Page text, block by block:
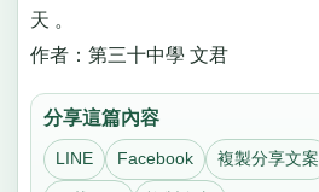
天 。
作者：第三十中學 文君
分享這篇內容
LINE Facebook 複製分享文案